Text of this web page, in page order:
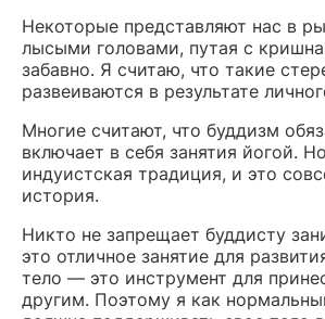
Некоторые представляют нас в
лысыми головами, путая с
забавно. Я считаю, что такие
развеиваются в результате
Многие считают, что буддизм
включает в себя занятия йогой.
индуистская традиция, и это
история.
Никто не запрещает буддисту
это отличное занятие для
тело — это инструмент для
другим. Поэтому я как